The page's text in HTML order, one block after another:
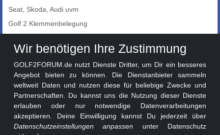
Seat, Skoda, Audi uvm
Golf 2 Klemmenbelegung
Auto-Showroom
Golf 2 Lackcodes
Sonderversionen
Sonstige Marken
Wir benötigen Ihre Zustimmung
GOLF2FORUM.de nutzt Dienste Dritter, um Dir ein besseres
Angebot bieten zu können. Die Dienstanbieter sammeln
weltweit Daten und nutzen diese für beliebige Zwecke und
Partnerschaften. Du kannst uns die Nutzung dieser Dienste
erlauben oder nur notwendige Datenverarbeitungen
akzeptieren. Deine Einwilligung kannst Du jederzeit über
Datenschutzeinstellungen anpassen unter Datenschutz